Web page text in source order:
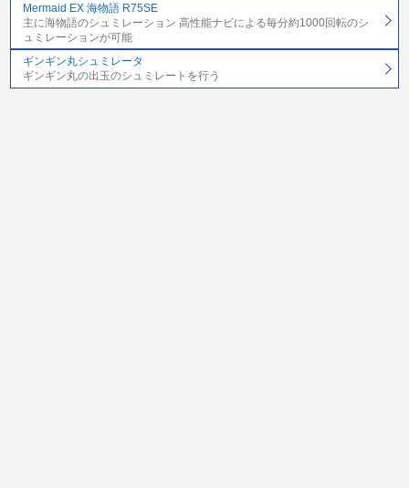
Mermaid EX 海物語 R75SE
主に海物語のシュミレーション 高性能ナビによる毎分約1000回転のシ
ュミレーションが可能
ギンギン丸シュミレータ
ギンギン丸の出玉のシュミレートを行う